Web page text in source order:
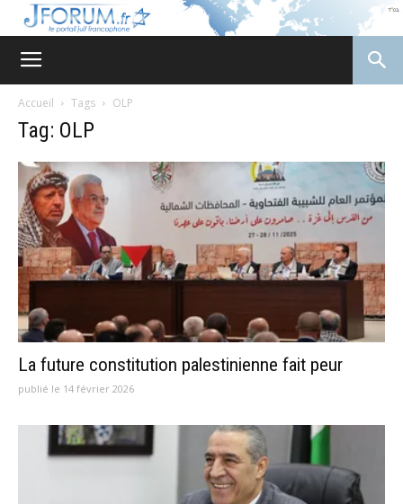
Accueil Tags OLP
Tag: OLP
La future constitution palestinienne fait peur
publié le 14 février 2026